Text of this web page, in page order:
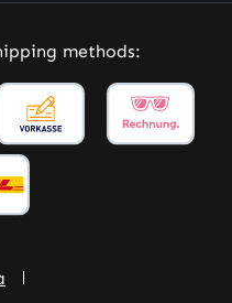
methods: